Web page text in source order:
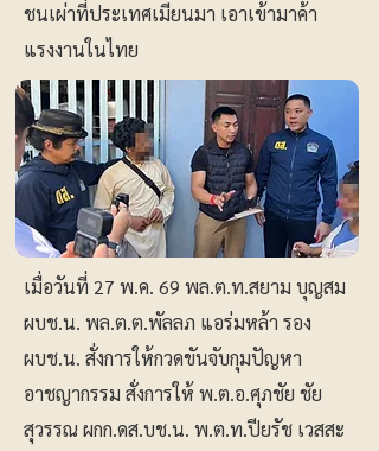
ชนเผ่าที่ประเทศเมียนมา เอาเข้ามาค้า
แรงงานในไทย
เมื่อวันที่ 27 พ.ค. 69 พล.ต.ท.สยาม บุญสม
ผบช.น. พล.ต.ต.พัลลภ แอร่มหล้า รอง
ผบช.น. สั่งการให้กวดขันจับกุมปัญหา
อาชญากรรม สั่งการให้ พ.ต.อ.ศุภชัย ชัย
สุวรรณ ผกก.ดส.บช.น. พ.ต.ท.ปียรัช เวสสะ